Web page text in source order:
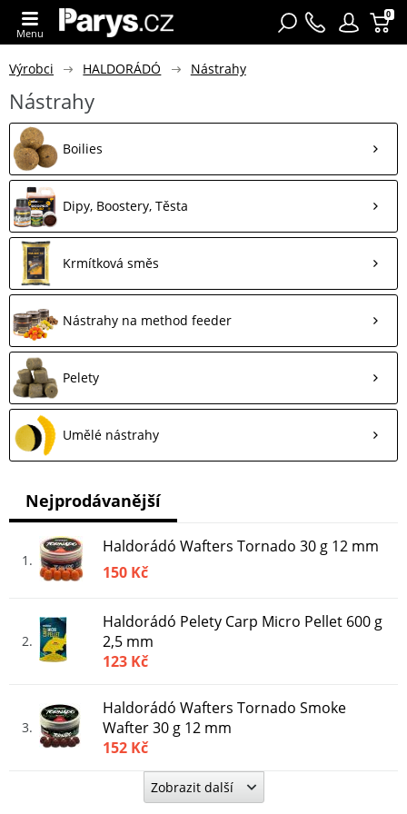
0
Menu
Výrobci HALDORÁDÓ Nástrahy
Nástrahy
Boilies
Dipy, Boostery, Těsta
Krmítková směs
Nástrahy na method feeder
Pelety
Umělé nástrahy
1
Haldorádó Wafters Tornado 30 g 12 mm
150 Kč
2
Haldorádó Pelety Carp Micro Pellet 600 g
2,5 mm
123 Kč
3
Haldorádó Wafters Tornado Smoke
Wafter 30 g 12 mm
152 Kč
Haldorádó Legend Pellet Wafter 50 g
Zobrazit další
Nejprodávanější